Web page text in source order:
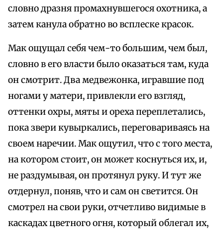
словно дразня промахнувшегося охотника, а
затем канула обратно во всплеске красок.
Мак ощущал себя чем-то большим, чем был,
словно в его власти было оказаться там, куда
он смотрит. Два медвежонка, игравшие под
ногами у матери, привлекли его взгляд,
оттенки охры, мяты и ореха переплетались,
пока звери кувыркались, переговариваясь на
своем наречии. Мак ощутил, что с того места,
на котором стоит, он может коснуться их, и,
не раздумывая, он протянул руку. И тут же
отдернул, поняв, что и сам он светится. Он
смотрел на свои руки, отчетливо видимые в
каскадах цветного огня, который облегал их,